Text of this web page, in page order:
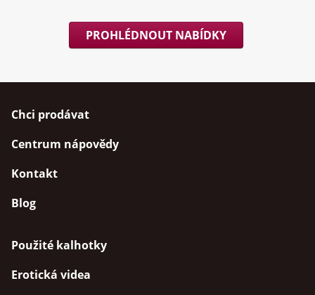
PROHLÉDNOUT NABÍDKY
Chci prodávat
Centrum nápovědy
Kontakt
Blog
Použité kalhotky
Erotická videa